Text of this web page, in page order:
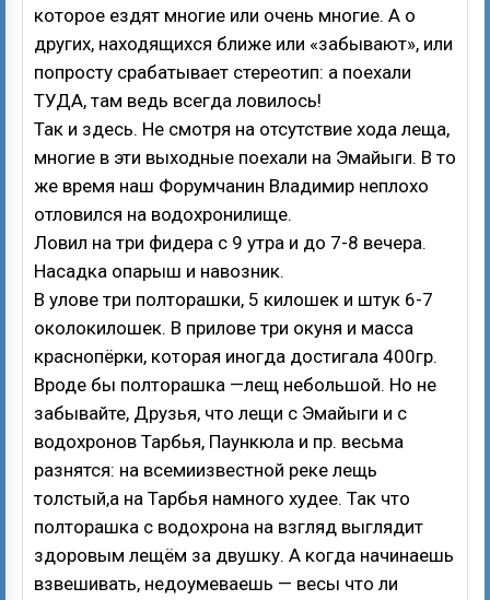
которое ездят многие или очень многие. А о
других, находящихся ближе или «забывают», или
попросту срабатывает стереотип: а поехали
ТУДА, там ведь всегда ловилось!
Так и здесь. Не смотря на отсутствие хода леща,
многие в эти выходные поехали на Эмайыги. В то
же время наш Форумчанин Владимир неплохо
отловился на водохронилище.
Ловил на три фидера с 9 утра и до 7-8 вечера.
Насадка опарыш и навозник.
В улове три полторашки, 5 килошек и штук 6-7
околокилошек. В прилове три окуня и масса
краснопёрки, которая иногда достигала 400гр.
Вроде бы полторашка —лещ небольшой. Но не
забывайте, Друзья, что лещи с Эмайыги и с
водохронов Тарбья, Паункюла и пр. весьма
разнятся: на всемиизвестной реке лещь
толстый,а на Тарбья намного худее. Так что
полторашка с водохрона на взгляд выглядит
здоровым лещём за двушку. А когда начинаешь
взвешивать, недоумеваешь — весы что ли